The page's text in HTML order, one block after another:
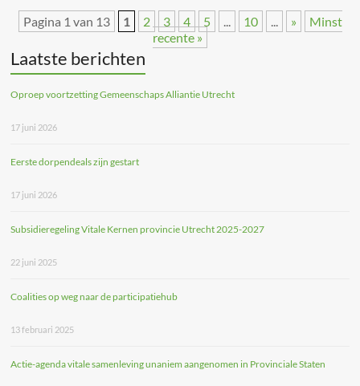
Pagina 1 van 13 1 2 3 4 5 ... 10 ... »
Minst
recente »
Laatste berichten
Oproep voortzetting Gemeenschaps Alliantie Utrecht
17 juni 2026
Eerste dorpendeals zijn gestart
17 juni 2026
Subsidieregeling Vitale Kernen provincie Utrecht 2025-2027
22 juni 2025
Coalities op weg naar de participatiehub
13 februari 2025
Actie-agenda vitale samenleving unaniem aangenomen in Provinciale Staten